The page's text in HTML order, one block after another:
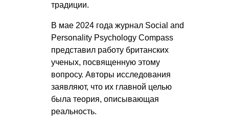
традиции.
В мае 2024 года журнал Social and
Personality Psychology Compass
представил работу британских
ученых, посвященную этому
вопросу. Авторы исследования
заявляют, что их главной целью
была теория, описывающая
реальность.